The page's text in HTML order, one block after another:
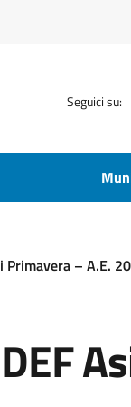
Seguici su:
Primavera – A.E.